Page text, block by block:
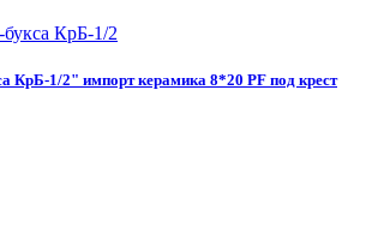
КрБ-1/2" импорт керамика 8*20 PF под крест